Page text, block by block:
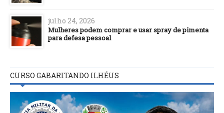
julho 24, 2026
Mulheres podem comprar e usar spray de pimenta
para defesa pessoal
CURSO GABARITANDO ILHÉUS